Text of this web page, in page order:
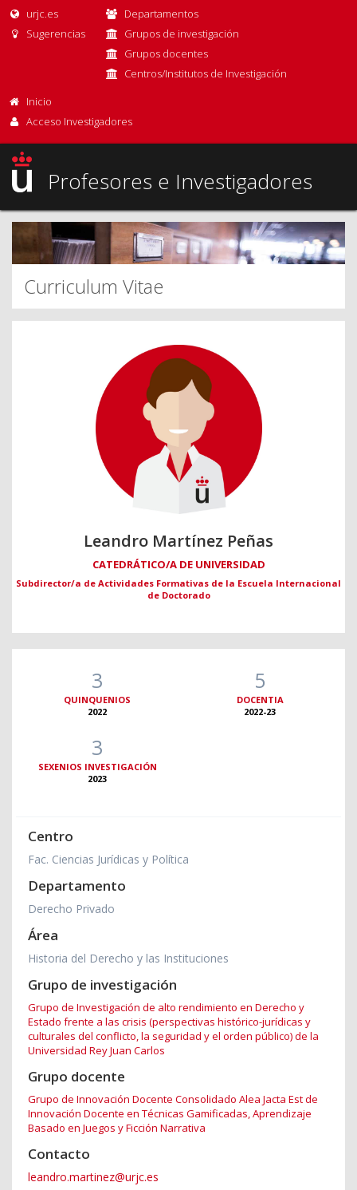
urjc.es
Sugerencias
Departamentos
Grupos de investigación
Grupos docentes
Centros/Institutos de Investigación
Inicio
Acceso Investigadores
Profesores e Investigadores
Curriculum Vitae
Leandro Martínez Peñas
CATEDRÁTICO/A DE UNIVERSIDAD
Subdirector/a de Actividades Formativas de la Escuela Internacional
de Doctorado
3
QUINQUENIOS
2022
5
DOCENTIA
2022-23
3
SEXENIOS INVESTIGACIÓN
2023
Centro
Fac. Ciencias Jurídicas y Política
Departamento
Derecho Privado
Área
Historia del Derecho y las Instituciones
Grupo de investigación
Grupo de Investigación de alto rendimiento en Derecho y
Estado frente a las crisis (perspectivas histórico-jurídicas y
culturales del conflicto, la seguridad y el orden público) de la
Universidad Rey Juan Carlos
Grupo docente
Grupo de Innovación Docente Consolidado Alea Jacta Est de
Innovación Docente en Técnicas Gamificadas, Aprendizaje
Basado en Juegos y Ficción Narrativa
Contacto
leandro.martinez@urjc.es